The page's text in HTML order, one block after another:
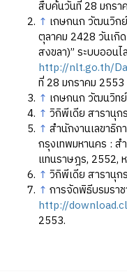
สืบค้นวันที่ 28 มกรา
↑ เกษกนก วัฒนวิกย์
ตุลาคม 2428 วันเกิ
สงขลา)” ระบบออนไ
http://nlt.go.th/
ที่ 28 มกราคม 2553
↑ เกษกนก วัฒนวิท
↑ วิกิพีเดีย สารานุก
↑ สำนักงานเลขาธิ
กรุงเทพมหานคร :
แทนราษฎร, 2552,
↑ วิกิพีเดีย สารานุก
↑ การจัดพิธีบรมรา
http://
2553.